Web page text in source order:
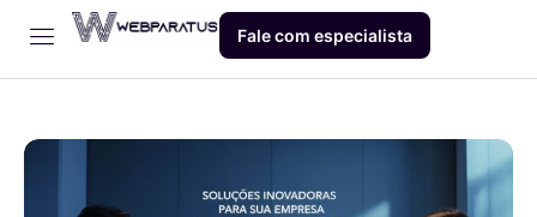
Dev
Fale com especialista